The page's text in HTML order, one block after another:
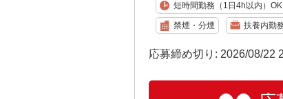
短時間勤務（1日4h以内）OK
禁煙・分煙 扶養内勤
応募締め切り: 2026/08/22